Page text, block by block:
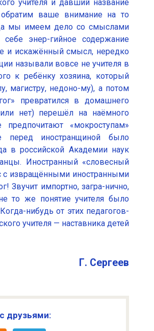
учителя и давший название
ваше внимание на то
мы имеем дело со смыслами
энер-гийное содержание
и искажённый смысл, нередко
называли вовсе не учителя в
к ребёнку хозяина, который
магистру, недоно-му), а потом
превратился в домашнего
нет) перешёл на наёмного
«мокроступам»
перед иностранщиной было
в российской Академии наук
Иностранный «словесный
с извращёнными иностранными
Звучит импортно, загра-нично,
то же понятие учителя было
нибудь от этих педагогов-
учителя — наставника детей
Г. Сергеев
друзьями: